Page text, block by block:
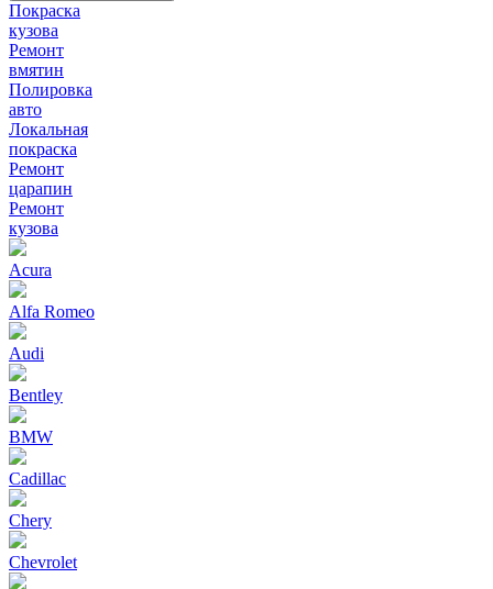
Покраска
кузова
Ремонт
вмятин
Полировка
авто
Локальная
покраска
Ремонт
царапин
Ремонт
кузова
Acura
Alfa Romeo
Audi
Bentley
BMW
Cadillac
Chery
Chevrolet